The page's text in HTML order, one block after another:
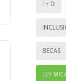
I + D
BECAS
LEY